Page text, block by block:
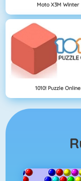
Moto X3M Winter
1010! Puzzle Online